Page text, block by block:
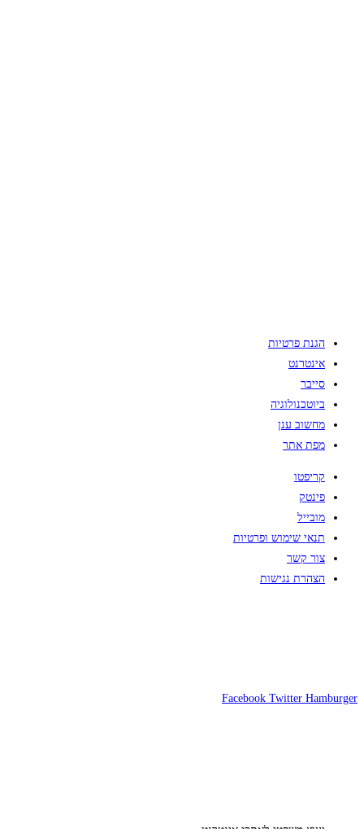
הגנת פרטיות
אינטרנט
סייבר
ביוטכנולוגיה
מחשוב ענן
מפת אתר
קריפטו
פינטק
מובייל
תנאי שימוש ופרטיות
צור קשר
הצהרת נגישות
Facebook Twitter Hamburger